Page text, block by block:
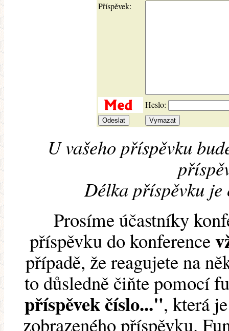
Příspěvek:
Heslo:
U vašeho příspěvku
Délka příspěvku je
Prosíme účastníky
příspěvku do konference
případě, že reagujete na
to důsledně čiňte pomocí
příspěvek číslo...", která
zobrazeného příspěvku.